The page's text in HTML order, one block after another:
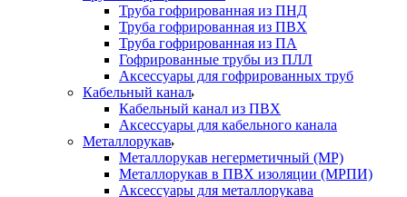
Труба гофрированная из ПНД
Труба гофрированная из ПВХ
Труба гофрированная из ПА
Гофрированные трубы из ПЛЛ
Аксессуары для гофрированных труб
Кабельный канал
Кабельный канал из ПВХ
Аксессуары для кабельного канала
Металлорукав
Металлорукав негерметичный (МР)
Металлорукав в ПВХ изоляции (МРПИ)
Аксессуары для металлорукава